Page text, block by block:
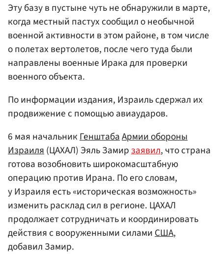
Эту базу в пустыне чуть не обнаружили в марте,
когда местный пастух сообщил о необычной
военной активности в этом районе, в том числе
о полетах вертолетов, после чего туда были
направлены военные Ирака для проверки
военного объекта.
По информации издания, Израиль сдержал их
продвижение с помощью авиаударов.
6 мая начальникГенштабаАрмии обороны
Израиля(ЦАХАЛ) Эяль Замирзаявил, что страна
готова возобновить широкомасштабную
операцию против Ирана. По его словам,
у Израиля есть «историческая возможность»
изменить расклад сил в регионе. ЦАХАЛ
продолжает сотрудничать и координировать
действия с вооруженными силамиСША,
добавил Замир.